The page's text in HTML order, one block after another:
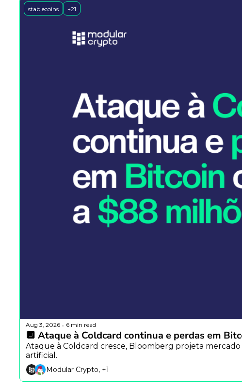
stablecoins +21
Aug 3, 2026 • 6 min read
🔲 Ataque à Coldcard continua e perdas em
Ataque à Coldcard cresce, Bloomberg projeta
artificial.
Modular Crypto, +1